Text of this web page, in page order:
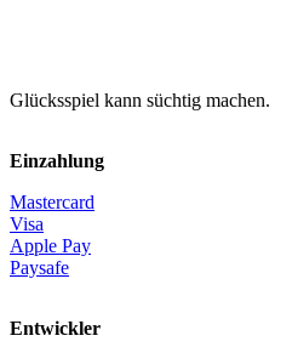
Glücksspiel kann süchtig machen.
Einzahlung
Mastercard
Visa
Apple Pay
Paysafe
Entwickler